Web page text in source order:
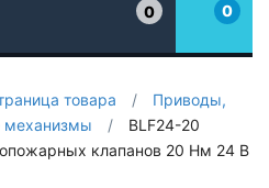
0
0
товара /
Приводы,
механизмы
/
BLF24-20
клапанов 20 Нм 24 В